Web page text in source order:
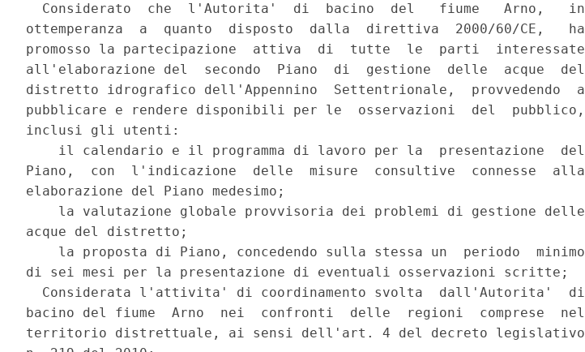
  Considerato  che  l'Autorita'  di  bacino  del   fiume   Arno,   in
ottemperanza  a  quanto  disposto  dalla  direttiva  2000/60/CE,   ha
promosso la partecipazione  attiva  di  tutte  le  parti  interessate
all'elaborazione del  secondo  Piano  di  gestione  delle  acque  del
distretto idrografico dell'Appennino  Settentrionale,  provvedendo  a
pubblicare e rendere disponibili per le  osservazioni  del  pubblico,
inclusi gli utenti:
    il calendario e il programma di lavoro per la  presentazione  del
Piano,  con  l'indicazione  delle  misure  consultive  connesse  alla
elaborazione del Piano medesimo;
    la valutazione globale provvisoria dei problemi di gestione delle
acque del distretto;
    la proposta di Piano, concedendo sulla stessa un  periodo  minimo
di sei mesi per la presentazione di eventuali osservazioni scritte;
  Considerata l'attivita' di coordinamento svolta  dall'Autorita'  di
bacino del fiume  Arno  nei  confronti  delle  regioni  comprese  nel
territorio distrettuale, ai sensi dell'art. 4 del decreto legislativo